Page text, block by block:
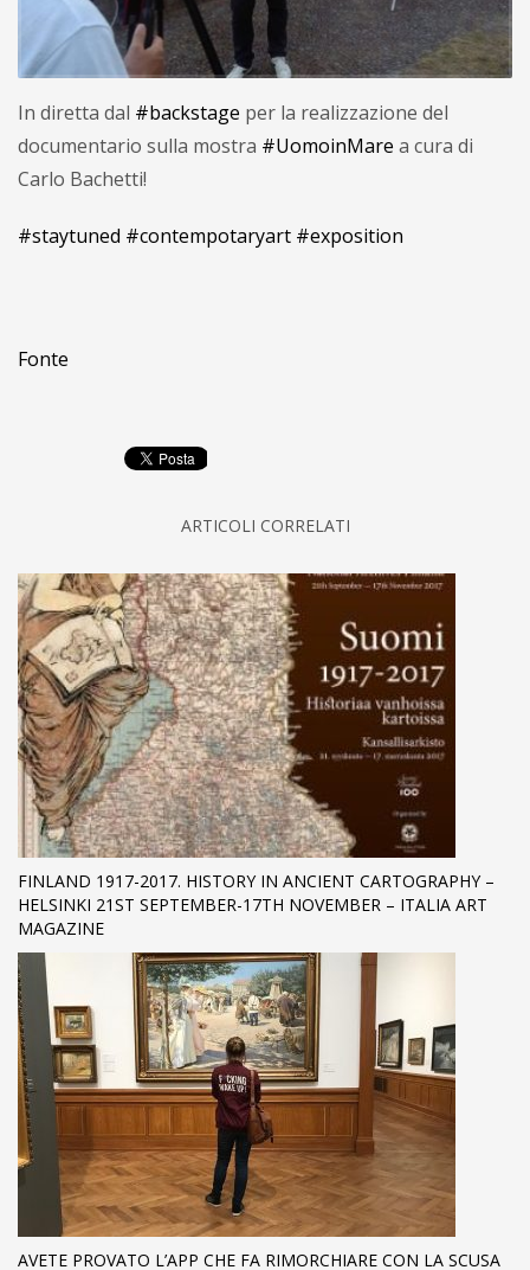
In diretta dal #backstage per la realizzazione del
documentario sulla mostra #UomoinMare a cura di
Carlo Bachetti!
#staytuned #contempotaryart #exposition
Fonte
ARTICOLI CORRELATI
FINLAND 1917-2017. HISTORY IN ANCIENT CARTOGRAPHY –
HELSINKI 21ST SEPTEMBER-17TH NOVEMBER – ITALIA ART
MAGAZINE
AVETE PROVATO L’APP CHE FA RIMORCHIARE CON LA SCUSA